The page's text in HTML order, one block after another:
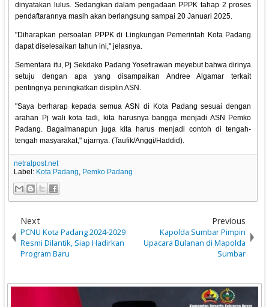
dinyatakan lulus. Sedangkan dalam pengadaan PPPK tahap 2 proses
pendaftarannya masih akan berlangsung sampai 20 Januari 2025.
"Diharapkan persoalan PPPK di Lingkungan Pemerintah Kota Padang
dapat diselesaikan tahun ini," jelasnya.
Sementara itu, Pj Sekdako Padang Yosefirawan meyebut bahwa dirinya
setuju dengan apa yang disampaikan Andree Algamar terkait
pentingnya peningkatkan disiplin ASN.
"Saya berharap kepada semua ASN di Kota Padang sesuai dengan
arahan Pj wali kota tadi, kita harusnya bangga menjadi ASN Pemko
Padang. Bagaimanapun juga kita harus menjadi contoh di tengah-
tengah masyarakat," ujarnya. (Taufik/Anggi/Haddid).
netralpost.net
Label: Kota Padang, Pemko Padang
Next
PCNU Kota Padang 2024-2029
Resmi Dilantik, Siap Hadirkan
Program Baru
Previous
Kapolda Sumbar Pimpin
Upacara Bulanan di Mapolda
Sumbar